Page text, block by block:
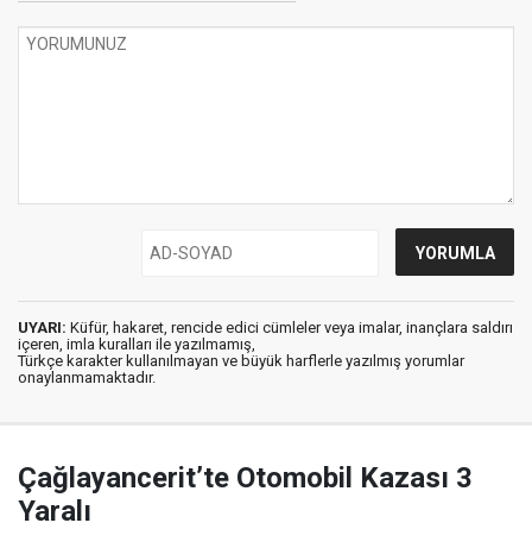
UYARI: Küfür, hakaret, rencide edici cümleler veya imalar, inançlara saldırı
içeren, imla kuralları ile yazılmamış,
Türkçe karakter kullanılmayan ve büyük harflerle yazılmış yorumlar
onaylanmamaktadır.
Çağlayancerit’te Otomobil Kazası 3
Yaralı